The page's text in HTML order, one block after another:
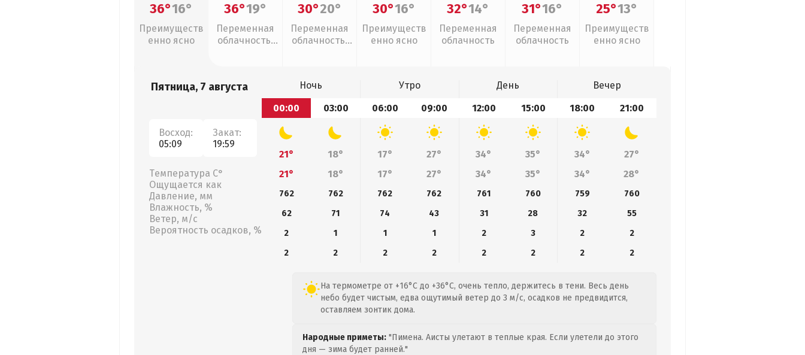
36°16°
Преимуществ
енно ясно
36°19°
Переменная
облачность,
30°20°
Переменная
облачность,
30°16°
Преимуществ
енно ясно
32°14°
Переменная
облачность
31°16°
Переменная
облачность
25°13°
Преимуществ
енно ясно
Пятница, 7 августа
Восход:
05:09
Закат:
19:59
Температура С°
Ощущается как
Давление, мм
Влажность, %
Ветер, м/с
Вероятность осадков, %
Ночь Утро День
Вечер
00:00
03:00 06:00 09:00 12:00 15:00 18:00 21:00
21° 18° 17° 27° 34° 35° 34°
27°
21°
18° 17° 27° 34° 35° 34° 28°
762 762 762 762 761 760 759
760
62
71 74 43 31 28 32
55
2
1 1 1 2 3 2
2
2
2 2 2 2 2 2 2
На термометре от +16°C до +36°C, очень тепло, держитесь в тени. Весь день
небо будет чистым, едва ощутимый ветер до 3 м/с, осадков не предвидится,
оставляем зонтик дома.
Народные приметы: "Пимена. Аисты улетают в теплые края. Если улетели до этого
дня — зима будет ранней."